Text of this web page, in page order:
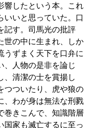
響したという本。これ
いいと思っていた。口
記す。司馬光の批評
世の中に生まれ、しか
うずまく天下を口弁に
、人物の是非を論じ
、清潔の士を賞揚し
つついたり、虎や狼の
、わが身は無法な刑戮
巻きこんで、知識階層
国家も滅亡するに至っ